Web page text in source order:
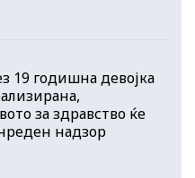
19 годишна девојка
за здравство ќе
надзор